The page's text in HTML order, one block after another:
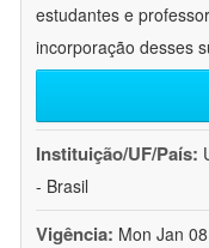
estudantes e
incorporação desses
Instituição/UF/País:
- Brasil
Vigência: Mon Jan